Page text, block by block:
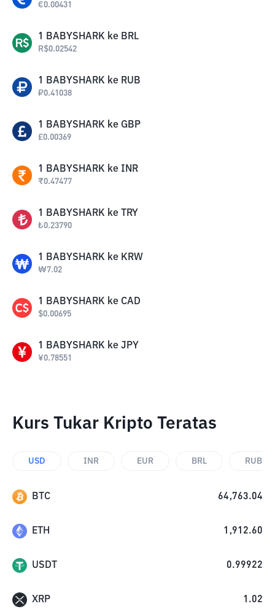
€0.00431
1 BABYSHARK ke BRL
R$0.02542
1 BABYSHARK ke RUB
₽0.41038
1 BABYSHARK ke GBP
£0.00369
1 BABYSHARK ke INR
₹0.47477
1 BABYSHARK ke TRY
₺0.23790
1 BABYSHARK ke KRW
₩7.02
1 BABYSHARK ke CAD
$0.00695
1 BABYSHARK ke JPY
¥0.78551
Kurs Tukar Kripto Teratas
USD INR EUR BRL RUB
BTC 64,763.04
ETH 1,912.60
USDT 0.99922
XRP 1.02